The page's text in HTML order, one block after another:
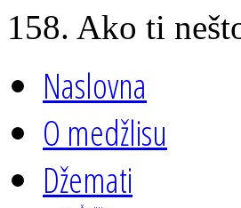
158. Ako ti
Naslovna
O medžlisu
Džemati